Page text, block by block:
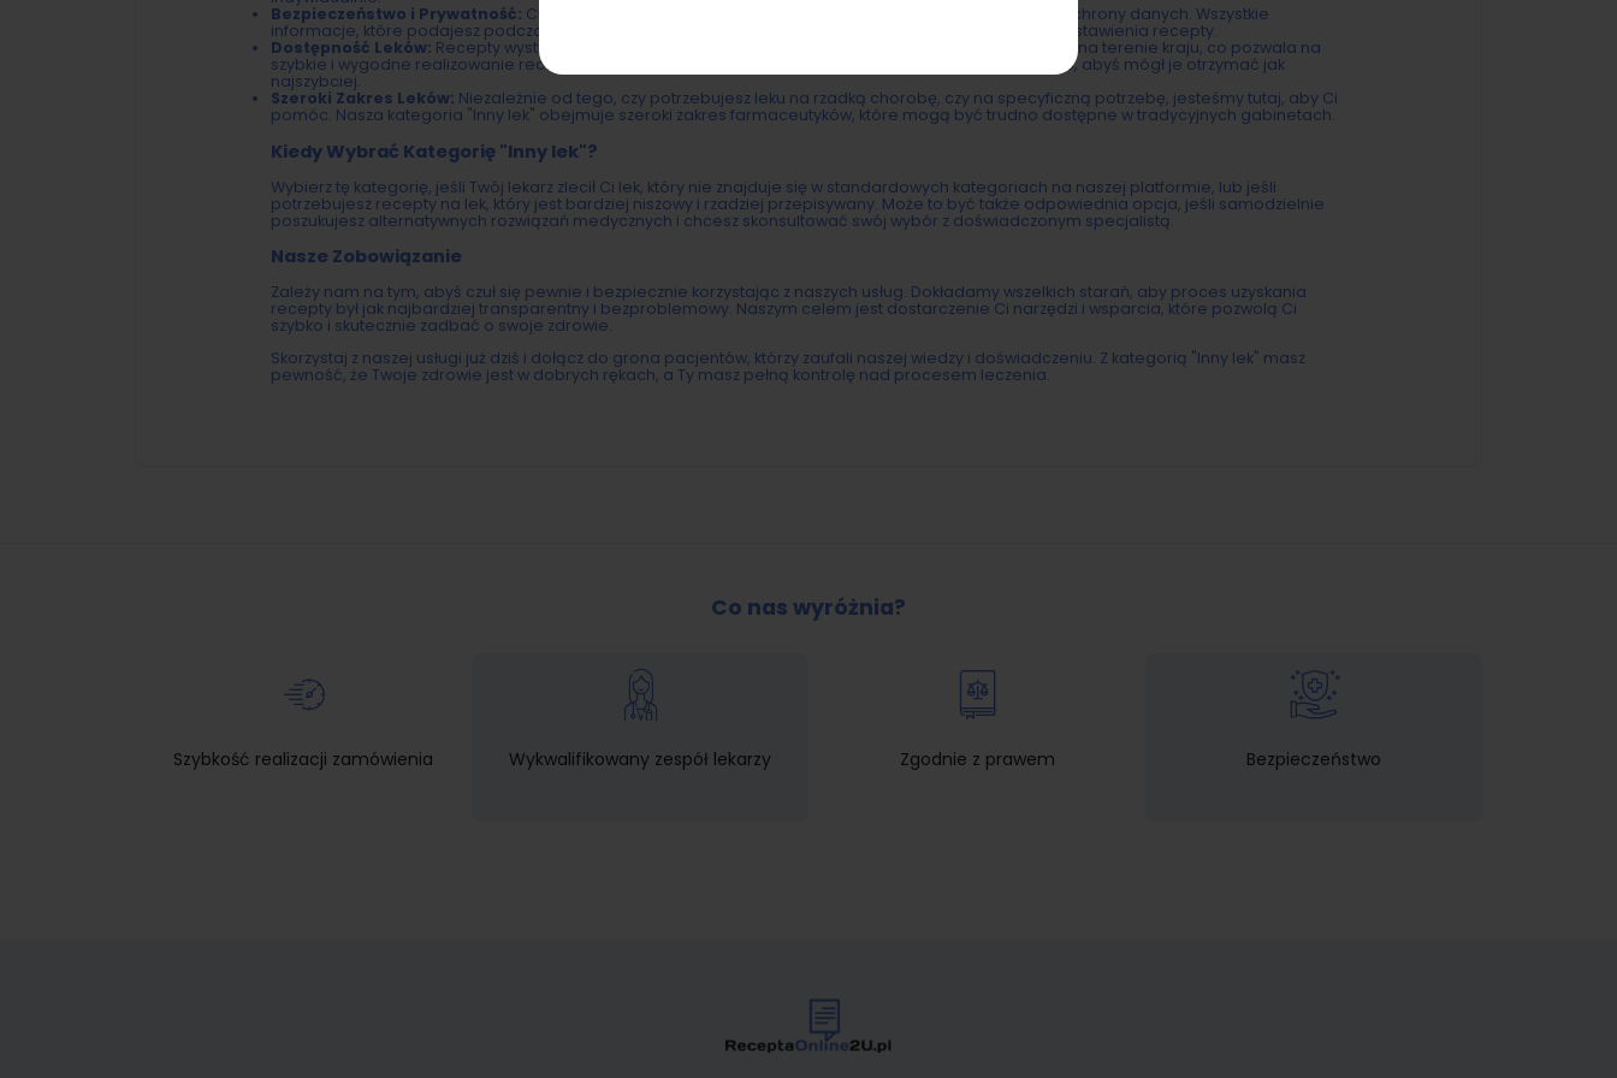
Bezpieczeństwo i Prywatność: Chronimy Twoje dane osobowe zgodnie z najwyższymi standardami ochrony danych. Wszystkie
informacje, które podajesz podczas konsultacji, są w pełni poufne i wykorzystywane wyłącznie w celu wystawienia recepty.
Dostępność Leków: Recepty wystawiane na naszej platformie są honorowane we wszystkich aptekach na terenie kraju, co pozwala na
szybkie i wygodne realizowanie recepty. Nie musisz martwić się o dostępność leków – my zadbamy o to, abyś mógł je otrzymać jak
najszybciej.
Szeroki Zakres Leków: Niezależnie od tego, czy potrzebujesz leku na rzadką chorobę, czy na specyficzną potrzebę, jesteśmy tutaj, aby Ci
pomóc. Nasza kategoria "Inny lek" obejmuje szeroki zakres farmaceutyków, które mogą być trudno dostępne w tradycyjnych gabinetach.
Kiedy Wybrać Kategorię "Inny lek"?
Wybierz tę kategorię, jeśli Twój lekarz zlecił Ci lek, który nie znajduje się w standardowych kategoriach na naszej platformie, lub jeśli
potrzebujesz recepty na lek, który jest bardziej niszowy i rzadziej przepisywany. Może to być także odpowiednia opcja, jeśli samodzielnie
poszukujesz alternatywnych rozwiązań medycznych i chcesz skonsultować swój wybór z doświadczonym specjalistą.
Nasze Zobowiązanie
Zależy nam na tym, abyś czuł się pewnie i bezpiecznie korzystając z naszych usług. Dokładamy wszelkich starań, aby proces uzyskania
recepty był jak najbardziej transparentny i bezproblemowy. Naszym celem jest dostarczenie Ci narzędzi i wsparcia, które pozwolą Ci
szybko i skutecznie zadbać o swoje zdrowie.
Skorzystaj z naszej usługi już dziś i dołącz do grona pacjentów, którzy zaufali naszej wiedzy i doświadczeniu. Z kategorią "Inny lek" masz
pewność, że Twoje zdrowie jest w dobrych rękach, a Ty masz pełną kontrolę nad procesem leczenia.
Co nas wyróżnia?
Szybkość realizacji zamówienia Wykwalifikowany zespół lekarzy Zgodnie z prawem Bezpieczeństwo